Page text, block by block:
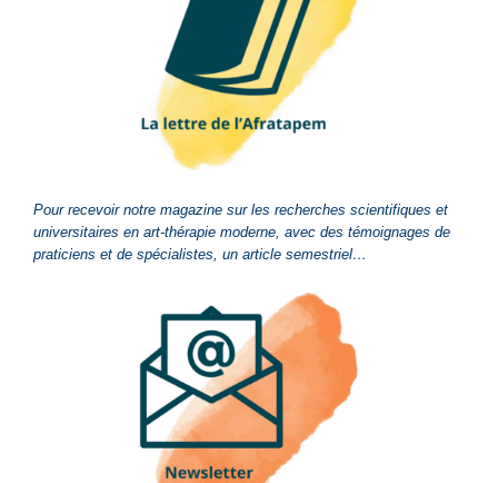
Pour recevoir notre magazine sur les recherches scientifiques et
universitaires en art-thérapie moderne, avec des témoignages de
praticiens et de spécialistes, un article semestriel…